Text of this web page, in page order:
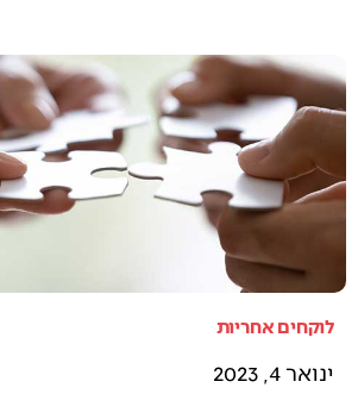
לוקחים אחריות
ינואר 4, 2023